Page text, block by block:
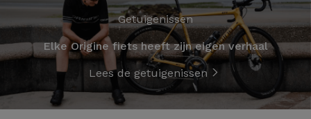
Getuigenissen
Elke Origine fiets heeft zijn eigen verhaal
Lees de getuigenissen